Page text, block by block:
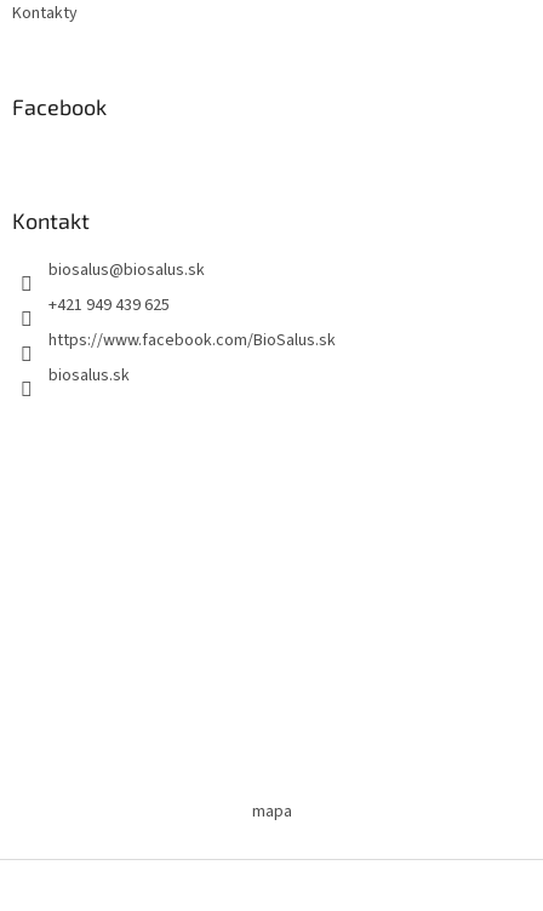
Kontakty
Facebook
Kontakt
biosalus@biosalus.sk
+421 949 439 625
https://www.facebook.com/BioSalus.sk
biosalus.sk
mapa